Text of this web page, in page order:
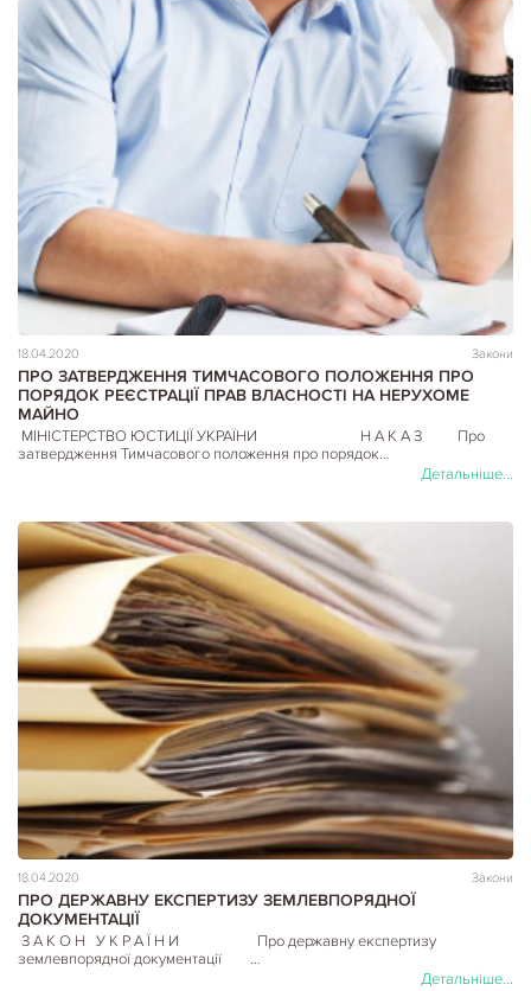
18.04.2020 Закони
ПРО ЗАТВЕРДЖЕННЯ ТИМЧАСОВОГО ПОЛОЖЕННЯ ПРО
ПОРЯДОК РЕЄСТРАЦІЇ ПРАВ ВЛАСНОСТІ НА НЕРУХОМЕ
МАЙНО
МІНІСТЕРСТВО ЮСТИЦІЇ УКРАЇНИ Н А К А З Про
затвердження Тимчасового положення про порядок…
Детальніше...
18.04.2020 Закони
ПРО ДЕРЖАВНУ ЕКСПЕРТИЗУ ЗЕМЛЕВПОРЯДНОЇ
ДОКУМЕНТАЦІЇ
З А К О Н У К Р А Ї Н И Про державну експертизу
землевпорядної документації …
Детальніше...